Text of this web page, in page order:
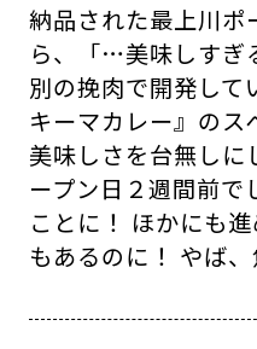
納品された最上川ポ
ら、「…美味しすぎ
別の挽肉で開発し
キーマカレー』のス
美味しさを台無し
ープン日２週間前で
ことに！ ほかにも
もあるのに！ やば、